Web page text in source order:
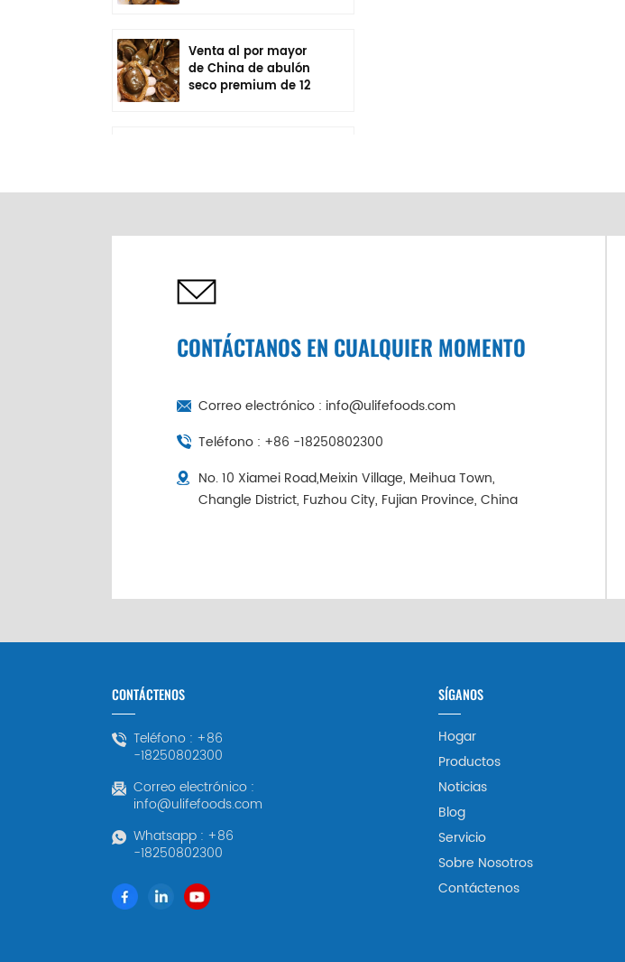
Venta al por mayor
de China de abulón
seco premium de 12
individualmente
CONTÁCTANOS EN CUALQUIER MOMENTO
Correo electrónico : info@ulifefoods.com
Teléfono : +86 -18250802300
No. 10 Xiamei Road,Meixin Village, Meihua Town,
Changle District, Fuzhou City, Fujian Province, China
CONTÁCTENOS
Teléfono : +86
-18250802300
Correo electrónico :
info@ulifefoods.com
Whatsapp : +86
-18250802300
SÍGANOS
Hogar
Productos
Noticias
Blog
Servicio
Sobre Nosotros
Contáctenos